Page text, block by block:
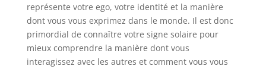
représente votre ego, votre identité et la manière
dont vous vous exprimez dans le monde. Il est donc
primordial de connaître votre signe solaire pour
mieux comprendre la manière dont vous
interagissez avec les autres et comment vous vous